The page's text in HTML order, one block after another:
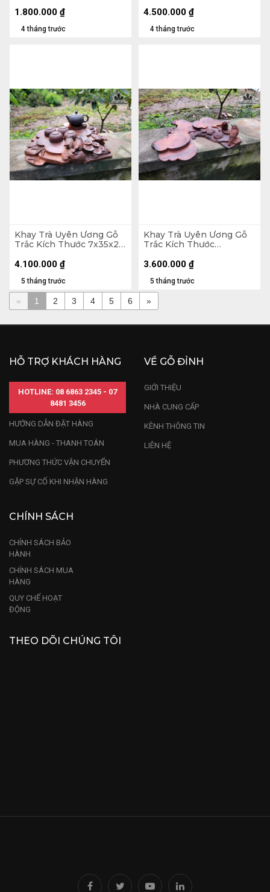
4 tháng trước
1.800.000 ₫
4 tháng trước
4.500.000 ₫
Khay Trà Uyên Ương Gỗ
Trắc Kích Thước 7x35x27
5 tháng trước
4.100.000 ₫
Khay Trà Uyên Ương Gỗ
Trắc Kích Thước
5 tháng trước
3.600.000 ₫
« 1 2 3 4 5 6 »
HỖ TRỢ KHÁCH HÀNG
HOTLINE: 08 6863 2345 - 07
8481 3456
HƯỚNG DẪN ĐẶT HÀNG
MUA HÀNG - THANH TOÁN
PHƯƠNG THỨC VẬN CHUYỂN
GẶP SỰ CỐ KHI NHẬN HÀNG
VỀ GỖ ĐỈNH
GIỚI THIỆU
NHÀ CUNG CẤP
KÊNH THÔNG TIN
LIÊN HỆ
CHÍNH SÁCH
CHÍNH SÁCH BẢO
HÀNH
CHÍNH SÁCH MUA
HÀNG
QUY CHẾ HOẠT
ĐỘNG
THEO DÕI CHÚNG TÔI